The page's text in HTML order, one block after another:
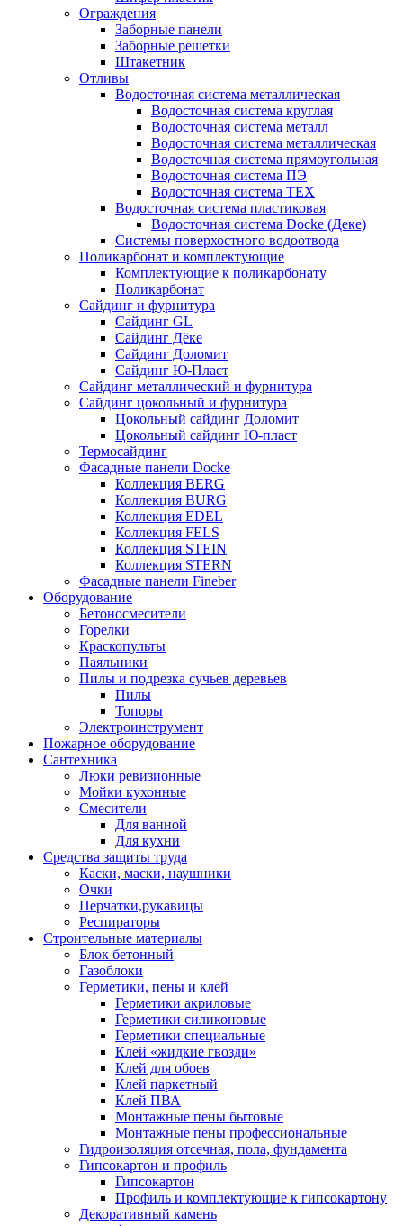
Ограждения
Заборные панели
Заборные решетки
Штакетник
Отливы
Водосточная система металлическая
Водосточная система круглая
Водосточная система металл
Водосточная система металлическая
Водосточная система прямоугольная
Водосточная система ПЭ
Водосточная система ТЕХ
Водосточная система пластиковая
Водосточная система Docke (Деке)
Системы поверхостного водоотвода
Поликарбонат и комплектующие
Комплектующие к поликарбонату
Поликарбонат
Сайдинг и фурнитура
Сайдинг GL
Сайдинг Дёке
Сайдинг Доломит
Сайдинг Ю-Пласт
Сайдинг металлический и фурнитура
Сайдинг цокольный и фурнитура
Цокольный сайдинг Доломит
Цокольный сайдинг Ю-пласт
Термосайдинг
Фасадные панели Docke
Коллекция BERG
Коллекция BURG
Коллекция EDEL
Коллекция FELS
Коллекция STEIN
Коллекция STERN
Фасадные панели Fineber
Оборудование
Бетоносмесители
Горелки
Краскопульты
Паяльники
Пилы и подрезка сучьев деревьев
Пилы
Топоры
Электроинструмент
Пожарное оборудование
Сантехника
Люки ревизионные
Мойки кухонные
Смесители
Для ванной
Для кухни
Средства защиты труда
Каски, маски, наушники
Очки
Перчатки,рукавицы
Респираторы
Строительные материалы
Блок бетонный
Газоблоки
Герметики, пены и клей
Герметики акриловые
Герметики силиконовые
Герметики специальные
Клей «жидкие гвозди»
Клей для обоев
Клей паркетный
Клей ПВА
Монтажные пены бытовые
Монтажные пены профессиональные
Гидроизоляция отсечная, пола, фундамента
Гипсокартон и профиль
Гипсокартон
Профиль и комплектующие к гипсокартону
Декоративный камень